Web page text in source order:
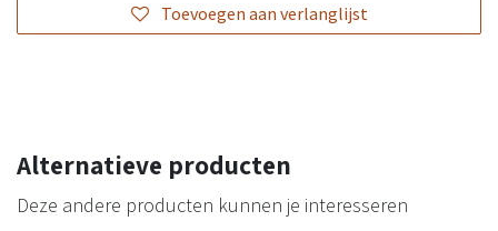
Toevoegen aan verlanglijst
Alternatieve producten
Deze andere producten kunnen je interesseren